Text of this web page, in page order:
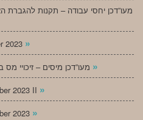
מעו”דכן יחסי עבודה – תקנות להגברת
2023 »
»
2023 II »
2023 »